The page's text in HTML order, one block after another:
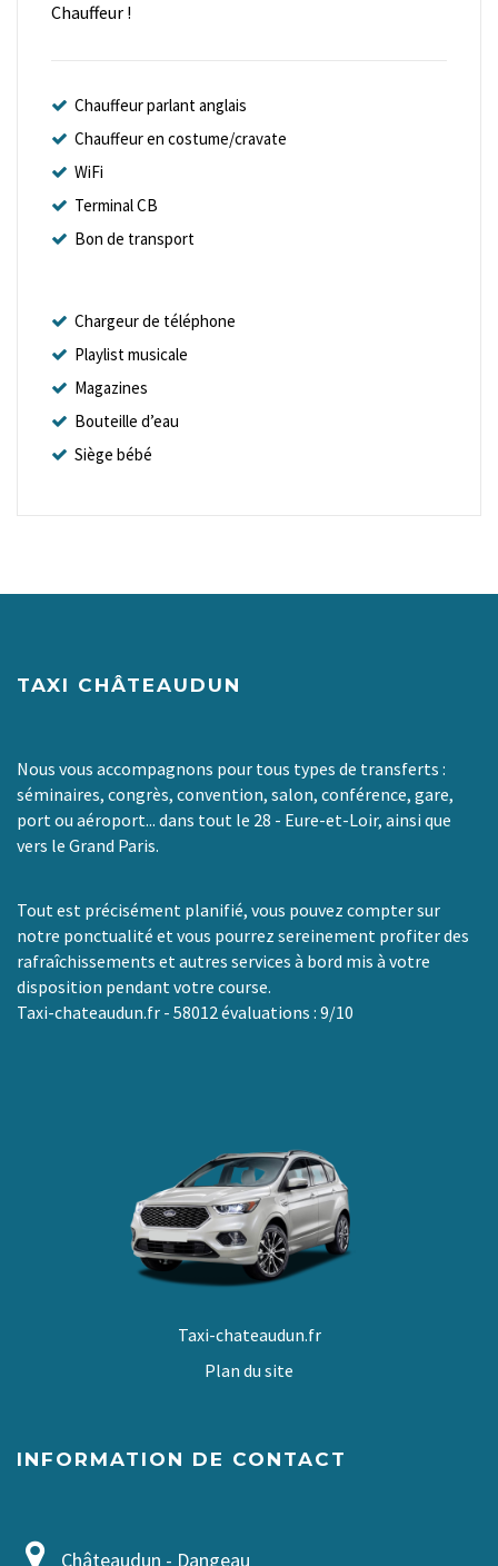
Chauffeur !
Chauffeur parlant anglais
Chauffeur en costume/cravate
WiFi
Terminal CB
Bon de transport
Chargeur de téléphone
Playlist musicale
Magazines
Bouteille d’eau
Siège bébé
TAXI CHÂTEAUDUN
Nous vous accompagnons pour tous types de transferts :
séminaires, congrès, convention, salon, conférence, gare,
port ou aéroport... dans tout le 28 - Eure-et-Loir, ainsi que
vers le Grand Paris.
Tout est précisément planifié, vous pouvez compter sur
notre ponctualité et vous pourrez sereinement profiter des
rafraîchissements et autres services à bord mis à votre
disposition pendant votre course.
Taxi-chateaudun.fr - 58012évaluations : 9/10
Taxi-chateaudun.fr
Plan du site
INFORMATION DE CONTACT
Châteaudun - Dangeau